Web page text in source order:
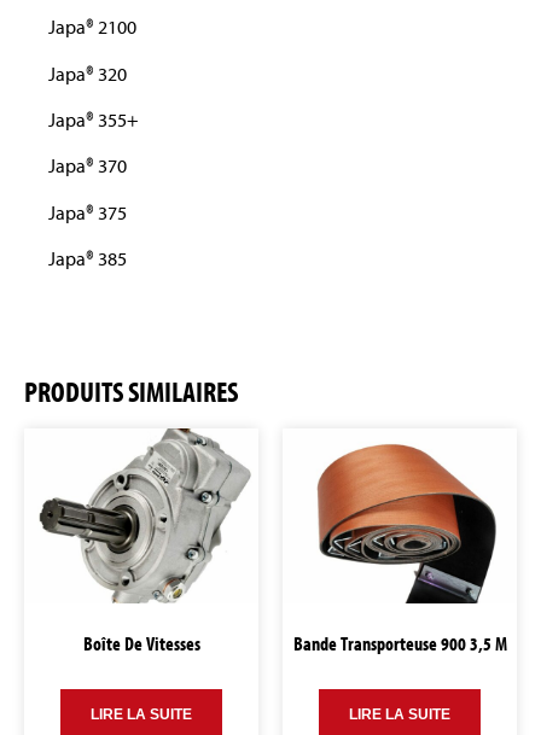
Japa® 2100
Japa® 320
Japa® 355+
Japa® 370
Japa® 375
Japa® 385
PRODUITS SIMILAIRES
Boîte De Vitesses
LIRE LA SUITE
Bande Transporteuse 900 3,5 M
LIRE LA SUITE